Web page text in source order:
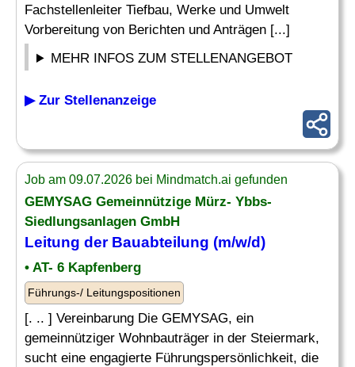
Fachstellenleiter Tiefbau, Werke und Umwelt
Vorbereitung von Berichten und Anträgen [...]
MEHR INFOS ZUM STELLENANGEBOT
▶ Zur Stellenanzeige
Job am 09.07.2026 bei Mindmatch.ai gefunden
GEMYSAG Gemeinnützige Mürz- Ybbs-
Siedlungsanlagen GmbH
Leitung der Bauabteilung (m/w/d)
• AT- 6 Kapfenberg
Führungs-/ Leitungspositionen
[. .. ] Vereinbarung Die GEMYSAG, ein
gemeinnütziger Wohnbauträger in der Steiermark,
sucht eine engagierte Führungspersönlichkeit, die